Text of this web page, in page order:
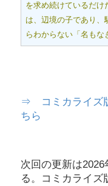
を求め続けているだけ
は、辺境の子であり
らわからない「名もな
⇒ コミカライズ
ちら
次回の更新は
る。コミカライズ